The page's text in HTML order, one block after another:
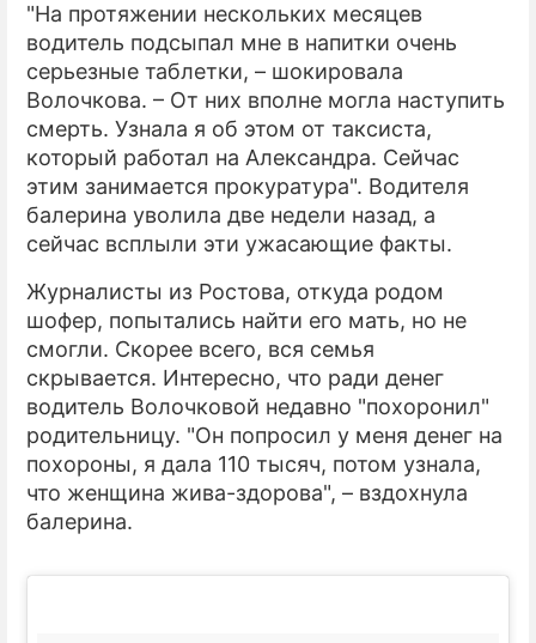
"На протяжении нескольких месяцев
водитель подсыпал мне в напитки очень
серьезные таблетки, – шокировала
Волочкова. – От них вполне могла наступить
смерть. Узнала я об этом от таксиста,
который работал на Александра. Сейчас
этим занимается прокуратура". Водителя
балерина уволила две недели назад, а
сейчас всплыли эти ужасающие факты.
Журналисты из Ростова, откуда родом
шофер, попытались найти его мать, но не
смогли. Скорее всего, вся семья
скрывается. Интересно, что ради денег
водитель Волочковой недавно "похоронил"
родительницу. "Он попросил у меня денег на
похороны, я дала 110 тысяч, потом узнала,
что женщина жива-здорова", – вздохнула
балерина.